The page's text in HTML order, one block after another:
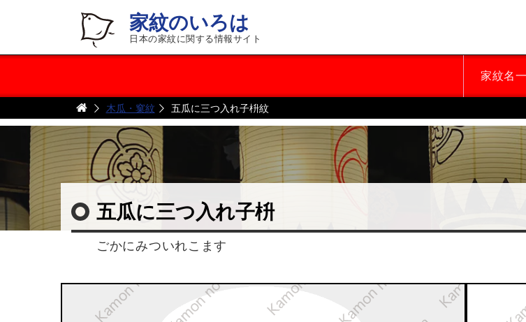
家紋のいろは
日本の家紋に関する情報サイト
家紋名
木瓜・窠紋 五瓜に三つ入れ子枡紋
五瓜に三つ入れ子枡
ごかにみついれこます